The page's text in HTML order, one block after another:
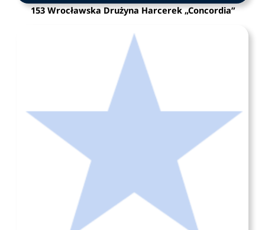
153 Wrocławska Drużyna Harcerek „Concordia”